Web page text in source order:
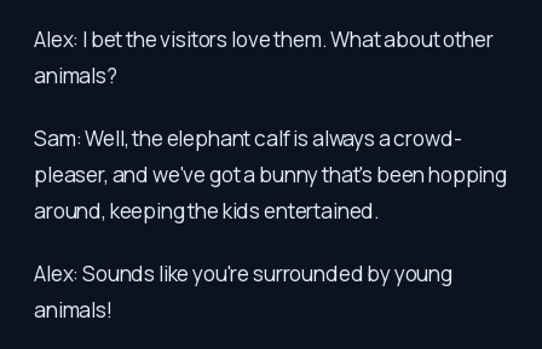
Alex: I bet the visitors love them. What about other
animals?
Sam: Well, the elephant calf is always a crowd-
pleaser, and we've got a bunny that's been hopping
around, keeping the kids entertained.
Alex: Sounds like you're surrounded by young
animals!